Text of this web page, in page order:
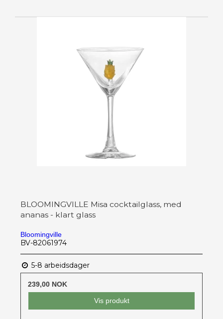
BLOOMINGVILLE Misa cocktailglass, med
ananas - klart glass
Bloomingville
BV-82061974
5-8 arbeidsdager
239,00 NOK
Vis produkt